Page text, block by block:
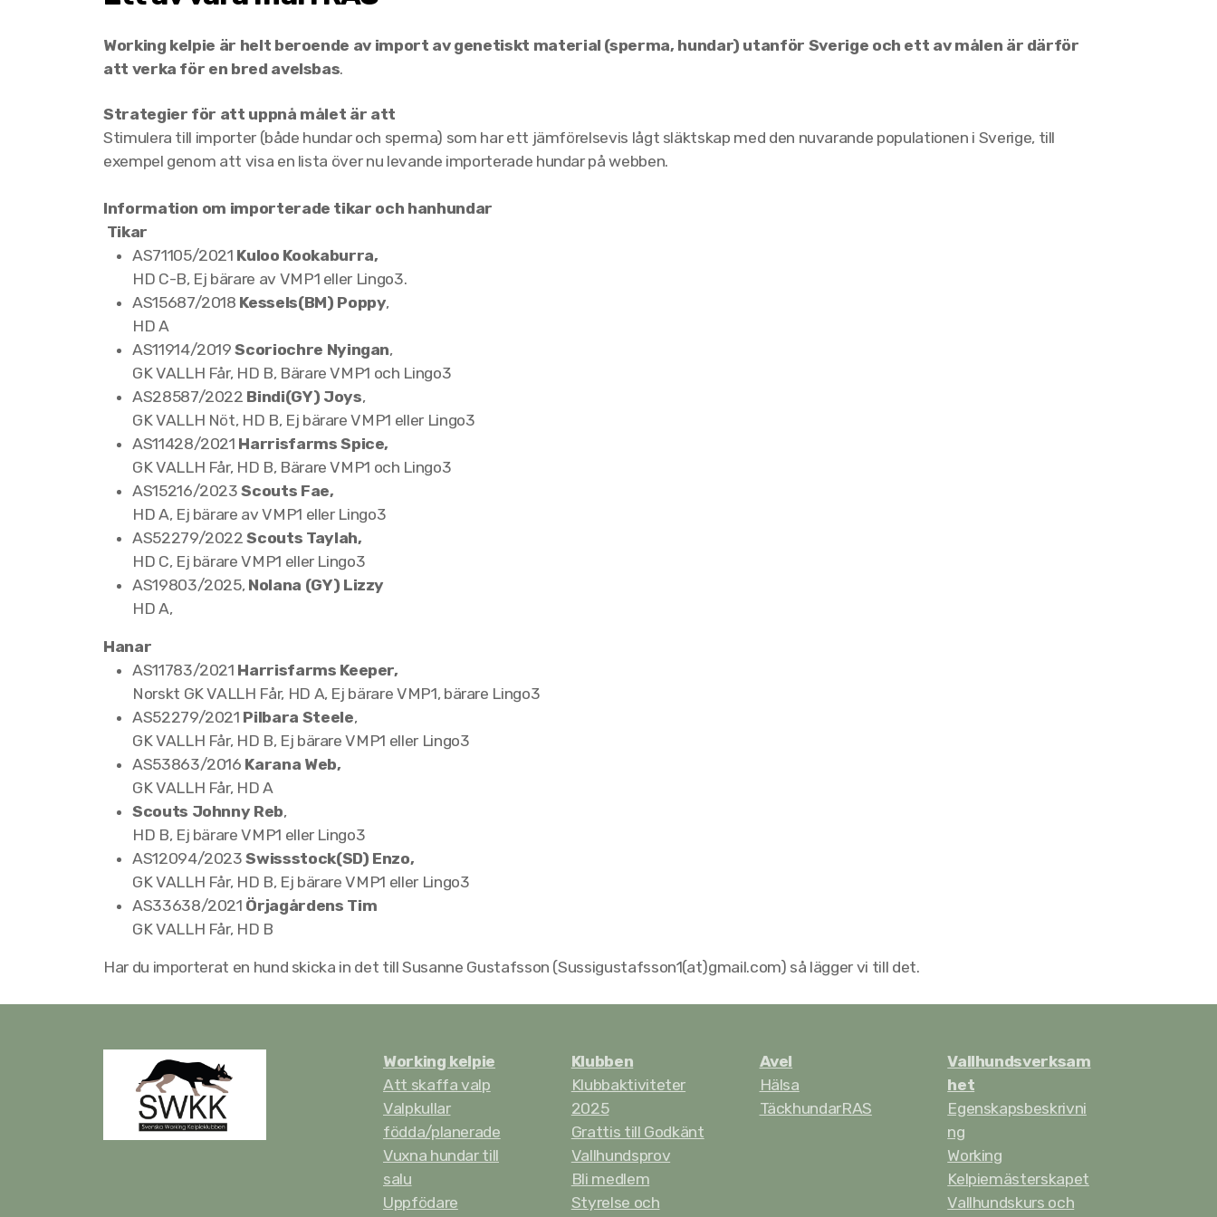
Working kelpie är helt beroende av import av genetiskt material (sperma, hundar) utanför Sverige och ett av målen är därför
att verka för en bred avelsbas.
Strategier för att uppnå målet är att
Stimulera till importer (både hundar och sperma) som har ett jämförelsevis lågt släktskap med den nuvarande populationen i Sverige, till
exempel genom att visa en lista över nu levande importerade hundar på webben.
Information om importerade tikar och hanhundar
Tikar
AS71105/2021 Kuloo Kookaburra,
HD C-B, Ej bärare av VMP1 eller Lingo3.
AS15687/2018 Kessels(BM) Poppy,
HD A
AS11914/2019Scoriochre Nyingan,
GK VALLH Får, HD B, Bärare VMP1 och Lingo3
AS28587/2022 Bindi(GY) Joys,
GK VALLH Nöt, HD B, Ej bärare VMP1 eller Lingo3
AS11428/2021 Harrisfarms Spice,
GK VALLH Får, HD B, Bärare VMP1 och Lingo3
AS15216/2023Scouts Fae,
HD A, Ej bärare av VMP1 eller Lingo3
AS52279/2022Scouts Taylah,
HD C, Ej bärare VMP1 eller Lingo3
AS19803/2025, Nolana (GY) Lizzy
HD A,
Hanar
AS11783/2021 Harrisfarms Keeper,
Norskt GK VALLH Får, HD A, Ej bärare VMP1, bärare Lingo3
AS52279/2021 Pilbara Steele,
GK VALLH Får, HD B, Ej bärare VMP1 eller Lingo3
AS53863/2016 Karana Web,
GK VALLH Får, HD A
Scouts Johnny Reb,
HD B, Ej bärare VMP1 eller Lingo3
AS12094/2023Swissstock(SD) Enzo,
GK VALLH Får, HD B, Ej bärare VMP1 eller Lingo3
AS33638/2021 Örjagårdens Tim
GK VALLH Får, HD B
Har du importerat en hund skicka in det till Susanne Gustafsson (Sussigustafsson1(at)gmail.com) så lägger vi till det.
Working kelpie
Att skaffa valp
Valpkullar
födda/planerade
Vuxna hundar till
salu
Uppfödare
Klubben
Klubbaktiviteter
2025
Grattis till Godkänt
Vallhundsprov
Bli medlem
Styrelse och
Avel
Hälsa
TäckhundarRAS
Vallhundsverksam
het
Egenskapsbeskrivni
ng
Working
Kelpiemästerskapet
Vallhundskurs och